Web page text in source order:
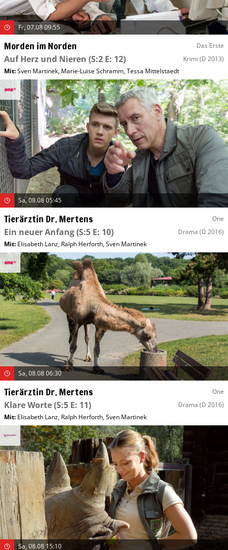
Fr, 07.08 09:55
Morden im Norden Das Erste
Auf Herz und Nieren (S:2 E: 12) Krimi (D 2013)
Mit:Sven Martinek, Marie-Luise Schramm,Tessa Mittelstaedt
Sa, 08.08 05:45
Tierärztin Dr. Mertens One
Ein neuer Anfang(S:5 E: 10) Drama (D 2016)
Mit: Elisabeth Lanz, Ralph Herforth,Sven Martinek
Sa, 08.08 06:30
Tierärztin Dr. Mertens One
Klare Worte(S:5 E: 11) Drama (D 2016)
Mit: Elisabeth Lanz, Ralph Herforth,Sven Martinek
Sa, 08.08 15:10